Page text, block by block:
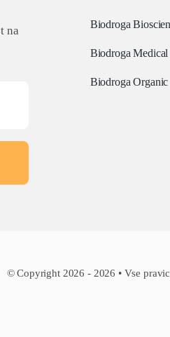
na
Biodroga
Biodroga Medical
Biodroga Organic
© Copyright 2026 - 2026 • Vse